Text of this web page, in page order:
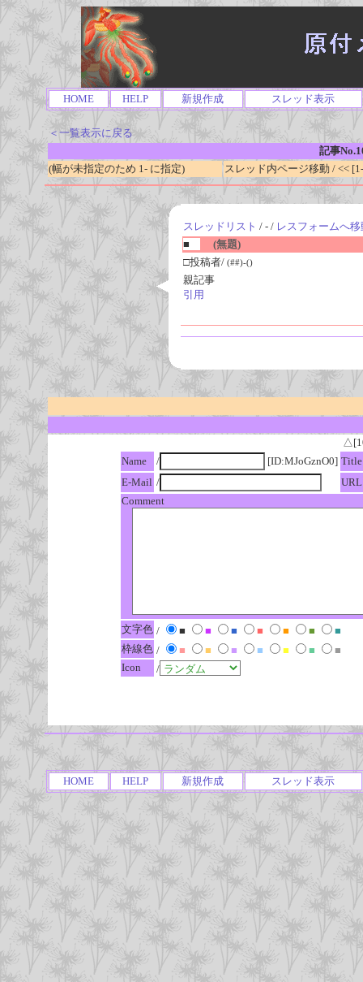
HOME HELP 新規作成 スレッド表示
＜一覧表示に戻る
記事
(幅が未指定のため 1- に指定)
スレッド内ページ移動 / <<
スレッドリスト / - / レスフォームへ移
■
(無題)
□投稿者/ (##)-()
親記事
引用
Name
/ [ID:MJoGznO0] Title
E-Mail /
URL
Comment
文字色 / ■ ■ ■ ■ ■ ■
■
枠線色 / ■ ■ ■ ■ ■ ■
■
Icon
/
HOME HELP 新規作成 スレッド表示